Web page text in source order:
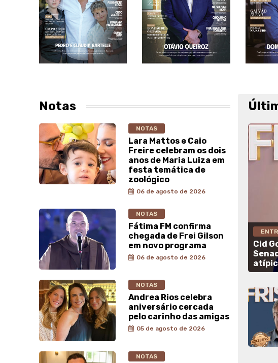
Notas
NOTAS
Lara Mattos e Caio
Freire celebram os dois
anos de Maria Luiza em
festa temática de
zoológico
06 de agosto de 2026
NOTAS
Fátima FM confirma
chegada de Frei Gilson
em novo programa
06 de agosto de 2026
NOTAS
Andrea Rios celebra
aniversário cercada
pelo carinho das amigas
05 de agosto de 2026
NOTAS
Cid